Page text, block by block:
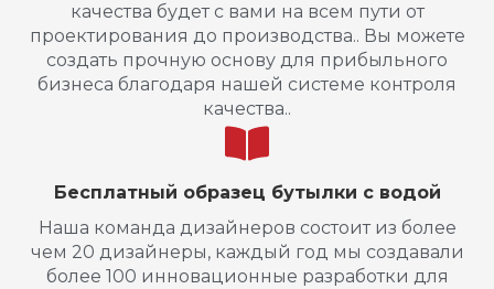
качества будет с вами на всем пути от
проектирования до производства.. Вы можете
создать прочную основу для прибыльного
бизнеса благодаря нашей системе контроля
качества..
Бесплатный образец бутылки с водой
Наша команда дизайнеров состоит из более
чем 20 дизайнеры, каждый год мы создавали
более 100 инновационные разработки для